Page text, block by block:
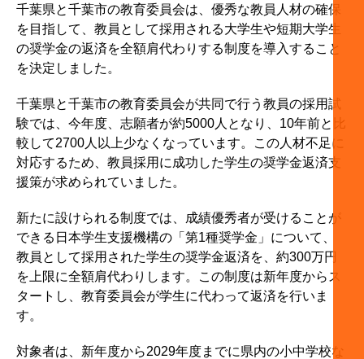
千葉県と千葉市の教育委員会は、優秀な教員人材の確保
を目指して、教員として採用される大学生や短期大学生
の奨学金の返済を全額肩代わりする制度を導入すること
を決定しました。
千葉県と千葉市の教育委員会が共同で行う教員の採用試
験では、今年度、志願者が約5000人となり、10年前と比
較して2700人以上少なくなっています。この人材不足に
対応するため、教員採用に成功した学生の奨学金返済支
援策が求められていました。
新たに設けられる制度では、成績優秀者が受けることが
できる日本学生支援機構の「第1種奨学金」について、
教員として採用された学生の奨学金返済を、約300万円
を上限に全額肩代わりします。この制度は新年度からス
タートし、教育委員会が学生に代わって返済を行いま
す。
対象者は、新年度から2029年度までに県内の小中学校な